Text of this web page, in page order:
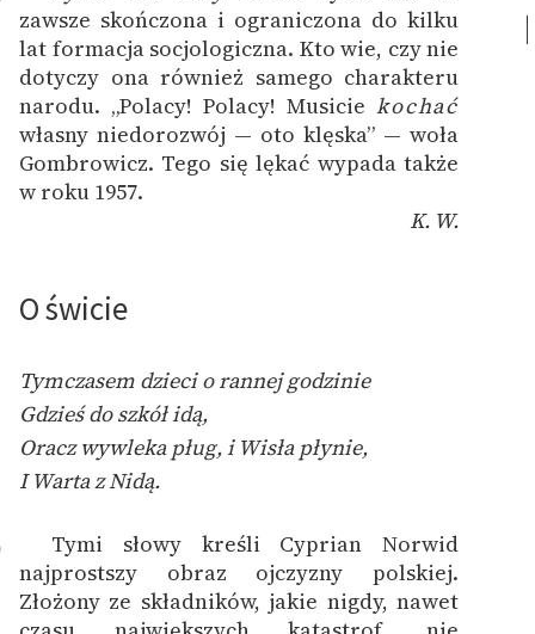
zawsze skończona i ograniczona do kilku
lat formacja socjologiczna. Kto wie, czy nie
dotyczy ona również samego charakteru
narodu. „Polacy! Polacy! Musiciekochać
własny niedorozwój — oto klęska” — woła
Gombrowicz. Tego się lękać wypadatakże
w roku 1957.
K. W.
O świcie
Tymczasem dzieci o rannej godzinie
Gdzieś do szkół idą,
Oracz wywleka pług, i Wisła płynie,
I Warta z Nidą.
Tymi słowy kreśli Cyprian Norwid
najprostszy obraz ojczyzny polskiej.
Złożony ze składników, jakie nigdy, nawet